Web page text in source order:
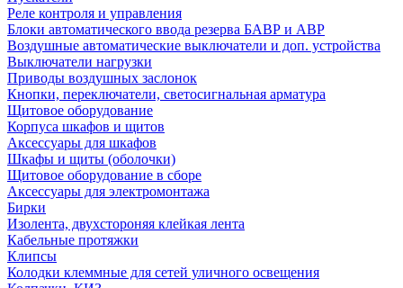
Реле контроля и управления
Блоки автоматического ввода резерва БАВР и АВР
Воздушные автоматические выключатели и доп. устройства
Выключатели нагрузки
Приводы воздушных заслонок
Кнопки, переключатели, светосигнальная арматура
Щитовое оборудование
Корпуса шкафов и щитов
Аксессуары для шкафов
Шкафы и щиты (оболочки)
Щитовое оборудование в сборе
Аксессуары для электромонтажа
Бирки
Изолента, двухстороняя клейкая лента
Кабельные протяжки
Клипсы
Колодки клеммные для сетей уличного освещения